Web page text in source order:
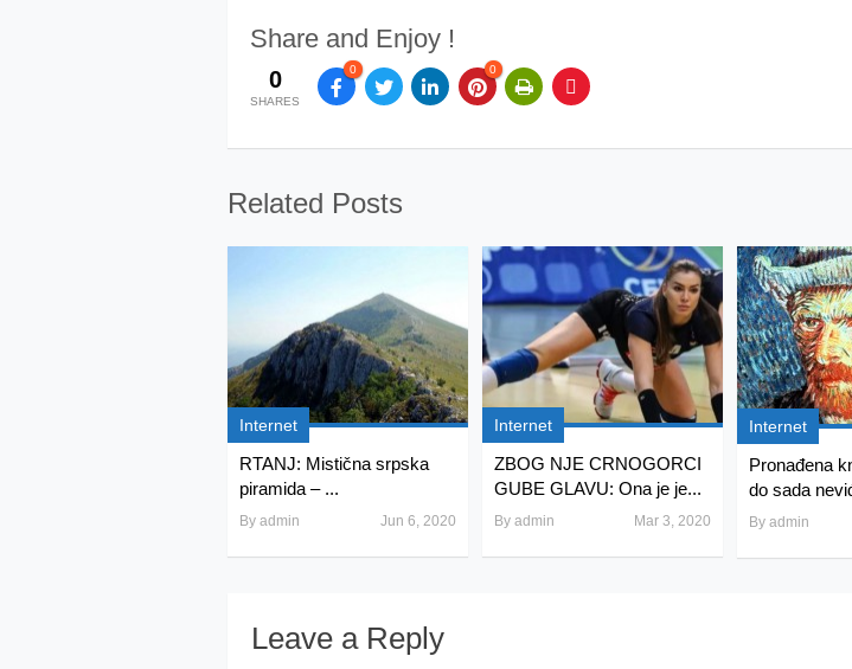
Share and Enjoy !
0
SHARES
0 0
Related Posts
Internet
RTANJ: Mistična srpska
piramida – ...
By admin Jun 6, 2020
Internet
ZBOG NJE CRNOGORCI
GUBE GLAVU: Ona je je...
By admin Mar 3, 2020
Internet
Pronađena
do sada
By admin
Leave a Reply